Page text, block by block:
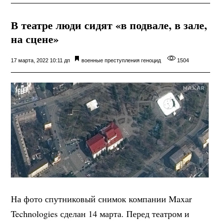
В театре люди сидят «в подвале, в зале,
на сцене»
17 марта, 2022 10:11 дп военные преступления геноцид 1504
На фото спутниковый снимок компании Maxar
Technologies сделан 14 марта. Перед театром и